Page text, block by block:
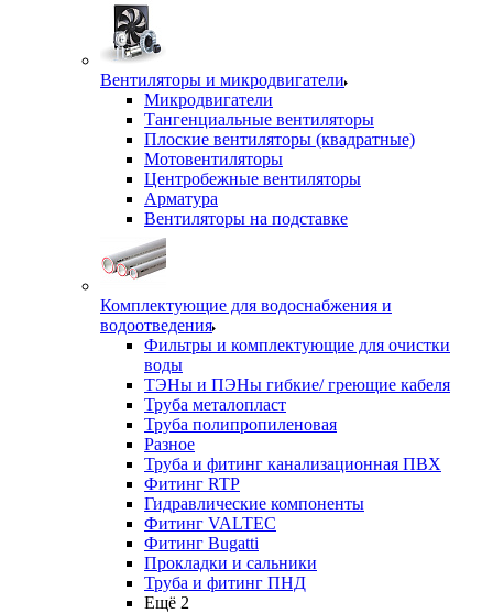
Вентиляторы и микродвигатели
Микродвигатели
Тангенциальные вентиляторы
Плоские вентиляторы (квадратные)
Мотовентиляторы
Центробежные вентиляторы
Арматура
Вентиляторы на подставке
Комплектующие для водоснабжения и
водоотведения
Фильтры и комплектующие для очистки
воды
ТЭНы и ПЭНы гибкие/ греющие кабеля
Труба металопласт
Труба полипропиленовая
Разное
Труба и фитинг канализационная ПВХ
Фитинг RTP
Гидравлические компоненты
Фитинг VALTEC
Фитинг Bugatti
Прокладки и сальники
Труба и фитинг ПНД
Ещё 2